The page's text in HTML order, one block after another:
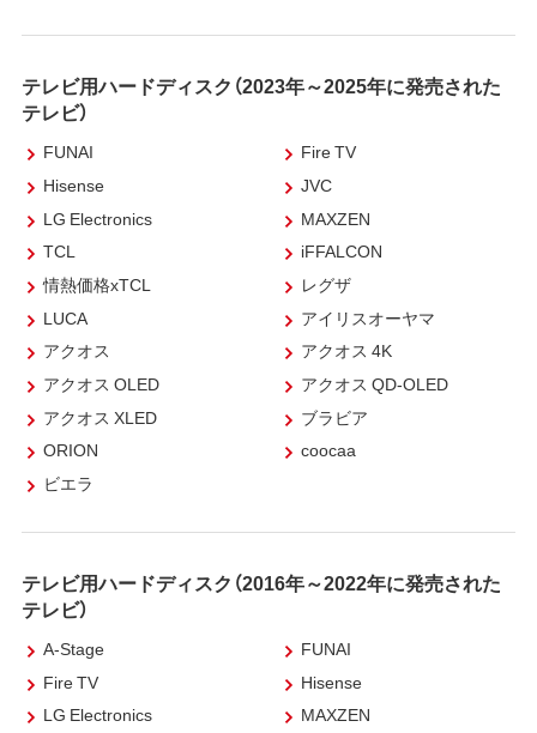
テレビ用ハードディスク（2023年～2025年に発売された
テレビ）
FUNAI
Fire TV
Hisense
JVC
LG Electronics
MAXZEN
TCL
iFFALCON
情熱価格xTCL
レグザ
LUCA
アイリスオーヤマ
アクオス
アクオス 4K
アクオス OLED
アクオス QD-OLED
アクオス XLED
ブラビア
ORION
coocaa
ビエラ
テレビ用ハードディスク（2016年～2022年に発売された
テレビ）
A-Stage
FUNAI
Fire TV
Hisense
LG Electronics
MAXZEN